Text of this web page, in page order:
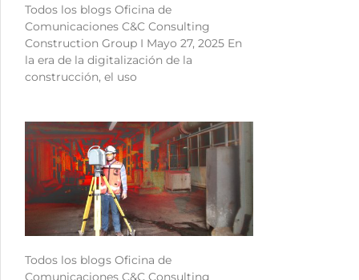
Todos los blogs Oficina de
Comunicaciones C&C Consulting
Construction Group I Mayo 27, 2025 En
la era de la digitalización de la
construcción, el uso
Todos los blogs Oficina de
Comunicaciones C&C Consulting